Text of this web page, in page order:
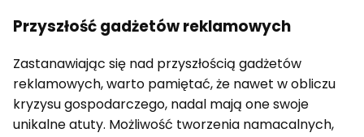
Przyszłość gadżetów reklamowych
Zastanawiając się nad przyszłością gadżetów
reklamowych, warto pamiętać, że nawet w obliczu
kryzysu gospodarczego, nadal mają one swoje
unikalne atuty. Możliwość tworzenia namacalnych,